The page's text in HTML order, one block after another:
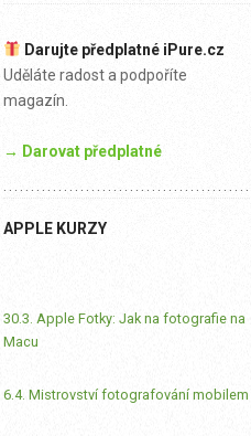
Darujte předplatné iPure.cz
Uděláte radost a podpoříte
magazín.
→ Darovat předplatné
APPLE KURZY
30.3. Apple Fotky: Jak na fotografie na
Macu
6.4. Mistrovství fotografování mobilem